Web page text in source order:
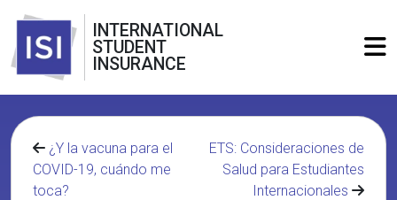
INTERNATIONAL
STUDENT
INSURANCE
¿Y la vacuna para el
COVID-19, cuándo me
toca?
ETS: Consideraciones de
Salud para Estudiantes
Internacionales